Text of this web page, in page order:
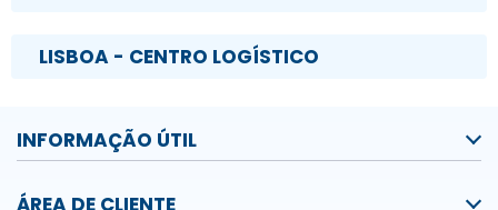
LISBOA - CENTRO LOGÍSTICO
INFORMAÇÃO ÚTIL
ÁREA DE CLIENTE